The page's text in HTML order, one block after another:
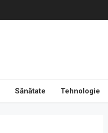
Sănătate Tehnologie